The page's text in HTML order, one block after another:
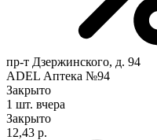
пр-т Дзержинского, д. 94
ADEL Аптека №94
Закрыто
1 шт. вчера
Закрыто
12,43 р.